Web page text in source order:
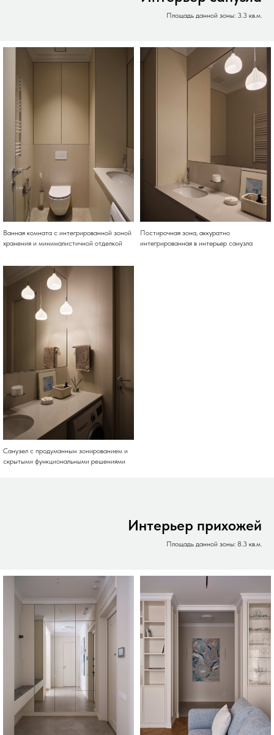
Площадь данной зоны: 3.3 кв.м.
Ванная комната с интегрированной зоной
хранения и минималистичной отделкой
Постирочная зона, аккуратно
интегрированная в интерьер санузла
Санузел с продуманным зонированием и
скрытыми функциональными решениями
Интерьер прихожей
Площадь данной зоны: 8.3 кв.м.